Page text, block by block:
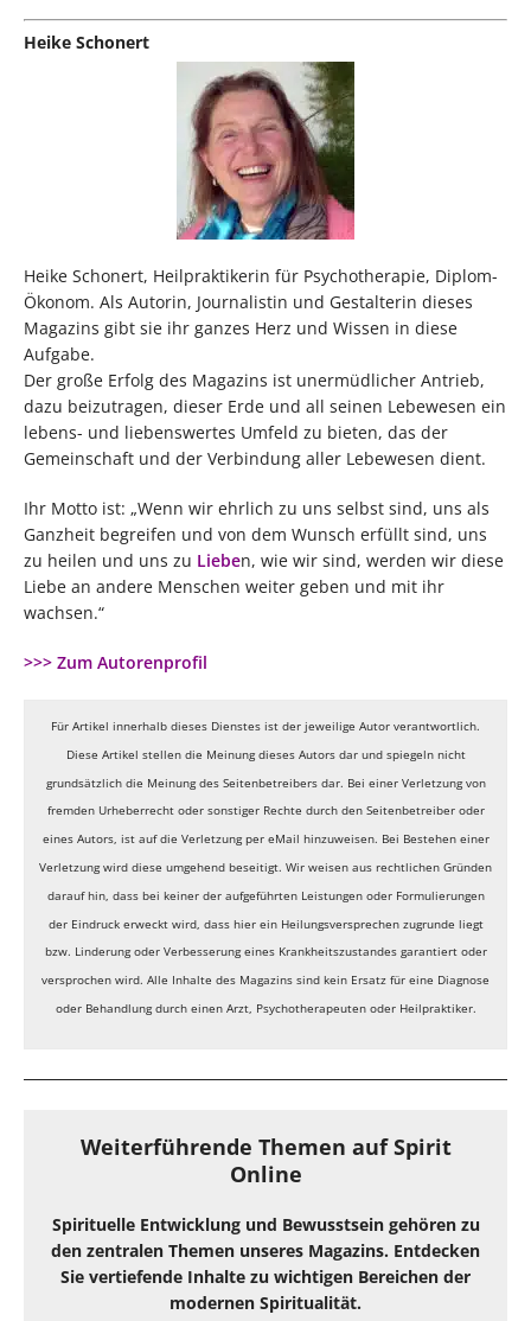
Heike Schonert
Heike Schonert, Heilpraktikerin für Psychotherapie, Diplom-
Ökonom. Als Autorin, Journalistin und Gestalterin dieses
Magazins gibt sie ihr ganzes Herz und Wissen in diese
Aufgabe.
Der große Erfolg des Magazins ist unermüdlicher Antrieb,
dazu beizutragen, dieser Erde und all seinen Lebewesen ein
lebens- und liebenswertes Umfeld zu bieten, das der
Gemeinschaft und der Verbindung aller Lebewesen dient.
Ihr Motto ist: „Wenn wir ehrlich zu uns selbst sind, uns als
Ganzheit begreifen und von dem Wunsch erfüllt sind, uns
zu heilen und uns zu Lieben, wie wir sind, werden wir diese
Liebe an andere Menschen weiter geben und mit ihr
wachsen.“
>>> Zum Autorenprofil
Für Artikel innerhalb dieses Dienstes ist der jeweilige Autor verantwortlich.
Diese Artikel stellen die Meinung dieses Autors dar und spiegeln nicht
grundsätzlich die Meinung des Seitenbetreibers dar. Bei einer Verletzung von
fremden Urheberrecht oder sonstiger Rechte durch den Seitenbetreiber oder
eines Autors, ist auf die Verletzung per eMail hinzuweisen. Bei Bestehen einer
Verletzung wird diese umgehend beseitigt. Wir weisen aus rechtlichen Gründen
darauf hin, dass bei keiner der aufgeführten Leistungen oder Formulierungen
der Eindruck erweckt wird, dass hier ein Heilungsversprechen zugrunde liegt
bzw. Linderung oder Verbesserung eines Krankheitszustandes garantiert oder
versprochen wird. Alle Inhalte des Magazins sind kein Ersatz für eine Diagnose
oder Behandlung durch einen Arzt, Psychotherapeuten oder Heilpraktiker.
Weiterführende Themen auf Spirit
Online
Spirituelle Entwicklung und Bewusstsein gehören zu
den zentralen Themen unseres Magazins. Entdecken
Sie vertiefende Inhalte zu wichtigen Bereichen der
modernen Spiritualität.